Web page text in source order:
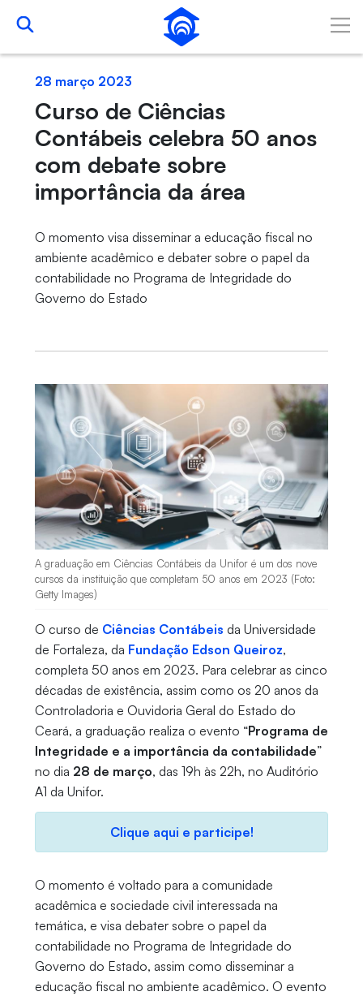
Pular para o Conteúdo principal
28 março 2023
Curso de Ciências
Contábeis celebra 50 anos
com debate sobre
importância da área
O momento visa disseminar a educação fiscal no
ambiente acadêmico e debater sobre o papel da
contabilidade no Programa de Integridade do
Governo do Estado
A graduação em Ciências Contábeis da Unifor é um dos nove
cursos da instituição que completam 50 anos em 2023 (Foto:
Getty Images)
O curso de Ciências Contábeis da Universidade
de Fortaleza, da Fundação Edson Queiroz,
completa 50 anos em 2023. Para celebrar as cinco
décadas de existência, assim como os 20 anos da
Controladoria e Ouvidoria Geral do Estado do
Ceará, a graduação realiza o evento “Programa de
Integridade e a importância da contabilidade”
no dia 28 de março, das 19h às 22h, no Auditório
A1 da Unifor.
Clique aqui e participe!
O momento é voltado para a comunidade
acadêmica e sociedade civil interessada na
temática, e visa debater sobre o papel da
contabilidade no Programa de Integridade do
Governo do Estado, assim como disseminar a
educação fiscal no ambiente acadêmico. O evento